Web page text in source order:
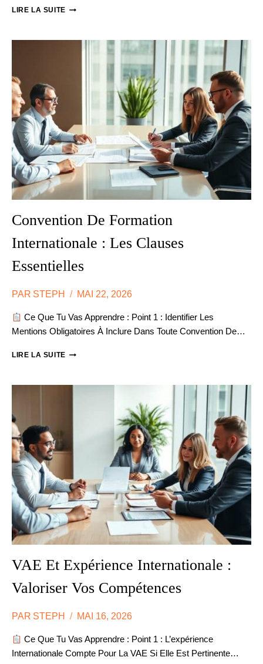
LIRE LA SUITESÉMINAIRE
INTENSIF
L’ÉTRANGER
FINANCEMENTS
Convention De Formation
Internationale : Les Clauses
Essentielles
PAR STEPH MAI 22, 2026
Ce Que Tu Vas Apprendre : Point 1 : Identifier Les
Mentions Obligatoires À Inclure Dans Toute Convention De…
LIRE LA SUITECONVENTION
INTERNATIONALE
VAE Et Expérience Internationale :
Valoriser Vos Compétences
PAR STEPH MAI 16, 2026
Ce Que Tu Vas Apprendre : Point 1 : L’expérience
Internationale Compte Pour La VAE Si Elle Est Pertinente…